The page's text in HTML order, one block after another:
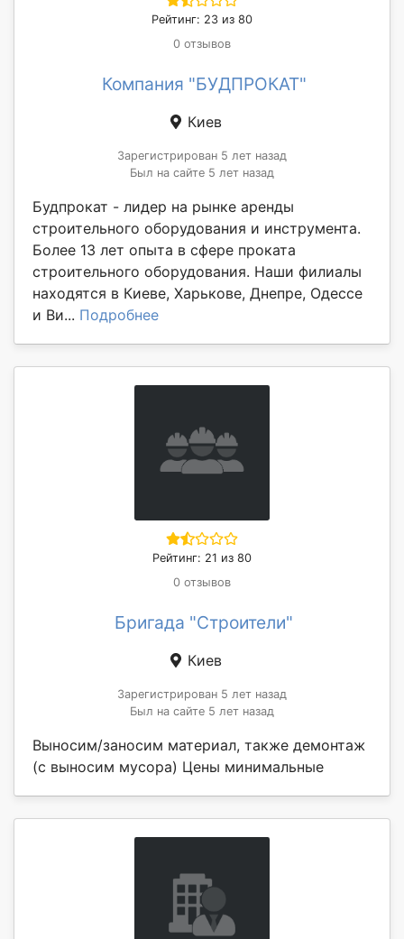
Рейтинг: 23 из 80
0 отзывов
Компания "БУДПРОКАТ"
Киев
Зарегистрирован 5 лет назад
Был на сайте 5 лет назад
Будпрокат - лидер на рынке аренды
строительного оборудования и инструмента.
Более 13 лет опыта в сфере проката
строительного оборудования. Наши филиалы
находятся в Киеве, Харькове, Днепре, Одессе
и Ви... Подробнее
Рейтинг: 21 из 80
0 отзывов
Бригада "Строители"
Киев
Зарегистрирован 5 лет назад
Был на сайте 5 лет назад
Выносим/заносим материал, также демонтаж
(с выносим мусора) Цены минимальные